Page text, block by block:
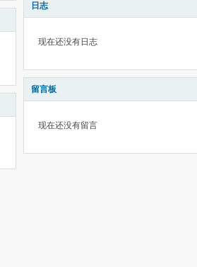
日志
现在还没有日志
留言板
现在还没有留言